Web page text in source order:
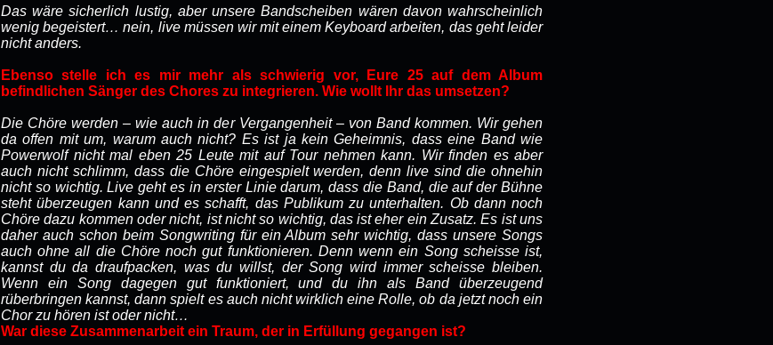
Das wäre sicherlich lustig, aber unsere Bandscheiben wären davon wahrscheinlich
wenig begeistert… nein, live müssen wir mit einem Keyboard arbeiten, das geht leider
nicht anders.
Ebenso stelle ich es mir mehr als schwierig vor, Eure 25 auf dem Album
befindlichen Sänger des Chores zu integrieren. Wie wollt Ihr das umsetzen?
Die Chöre werden – wie auch in der Vergangenheit – von Band kommen. Wir gehen
da offen mit um, warum auch nicht? Es ist ja kein Geheimnis, dass eine Band wie
Powerwolf nicht mal eben 25 Leute mit auf Tour nehmen kann. Wir finden es aber
auch nicht schlimm, dass die Chöre eingespielt werden, denn live sind die ohnehin
nicht so wichtig. Live geht es in erster Linie darum, dass die Band, die auf der Bühne
steht überzeugen kann und es schafft, das Publikum zu unterhalten. Ob dann noch
Chöre dazu kommen oder nicht, ist nicht so wichtig, das ist eher ein Zusatz. Es ist uns
daher auch schon beim Songwriting für ein Album sehr wichtig, dass unsere Songs
auch ohne all die Chöre noch gut funktionieren. Denn wenn ein Song scheisse ist,
kannst du da draufpacken, was du willst, der Song wird immer scheisse bleiben.
Wenn ein Song dagegen gut funktioniert, und du ihn als Band überzeugend
rüberbringen kannst, dann spielt es auch nicht wirklich eine Rolle, ob da jetzt noch ein
Chor zu hören ist oder nicht…
War diese Zusammenarbeit ein Traum, der in Erfüllung gegangen ist?